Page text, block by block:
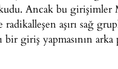
Ancak bu girişimler
aşırı sağ
bir giriş yapmasının